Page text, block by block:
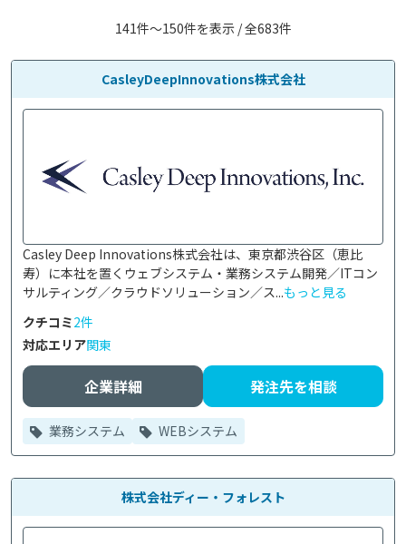
141件〜150件を表示 / 全683件
CasleyDeepInnovations株式会社
Casley Deep Innovations株式会社は、東京都渋谷区（恵比
寿）に本社を置くウェブシステム・業務システム開発／ITコン
サルティング／クラウドソリューション／ス...もっと見る
クチコミ2件
対応エリア関東
企業詳細 発注先を相談
業務システム WEBシステム
株式会社ディー・フォレスト